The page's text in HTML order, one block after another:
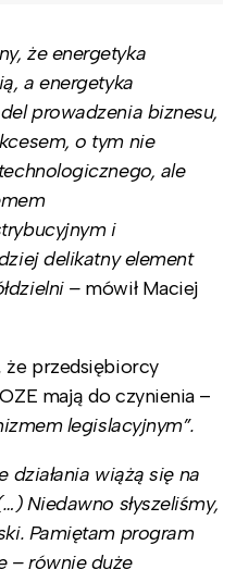
że energetyka
a energetyka
prowadzenia biznesu,
o tym nie
ale
i
delikatny element
–mówił Maciej
że przedsiębiorcy
mają do czynienia –
legislacyjnym”.
działania wiążą się na
Niedawno słyszeliśmy,
Pamiętam program
– równie duże